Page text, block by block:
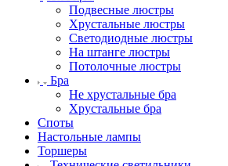
Подвесные люстры
Хрустальные люстры
Светодиодные люстры
На штанге люстры
Потолочные люстры
Бра
Не хрустальные бра
Хрустальные бра
Споты
Настольные лампы
Торшеры